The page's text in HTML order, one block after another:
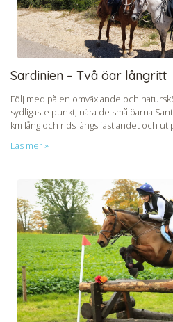
Sardinien – Två öar långritt
Följ med på en omväxlande och
sydligaste punkt, nära de små öarna
km lång och rids längs fastlandet och ut
Läs mer »